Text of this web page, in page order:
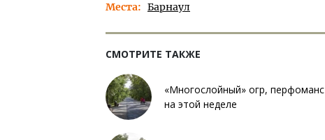
Места Барнаул
СМОТРИТЕ ТАКЖЕ
«Многослойный» огр,
на этой неделе